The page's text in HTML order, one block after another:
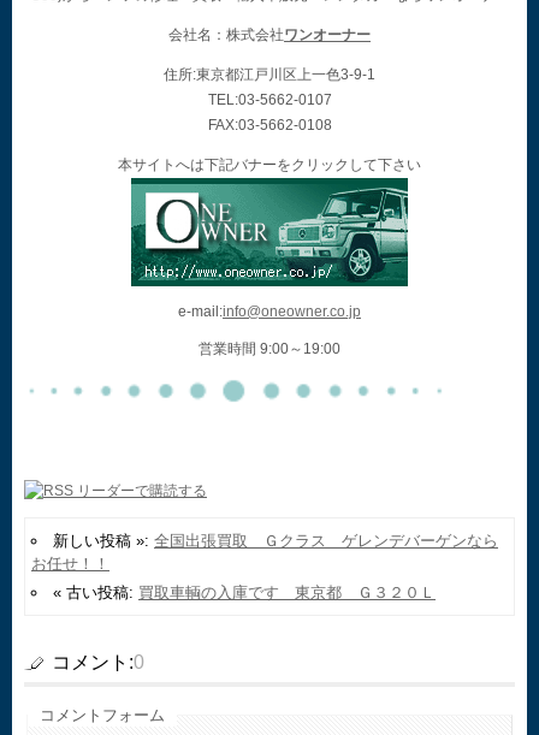
会社名：株式会社ワンオーナー
住所:東京都江戸川区上一色3-9-1
TEL:03-5662-0107
FAX:03-5662-0108
本サイトへは下記バナーをクリックして下さい
e-mail:info@oneowner.co.jp
営業時間 9:00～19:00
新しい投稿 »: 全国出張買取 Ｇクラス ゲレンデバーゲンなら
お任せ！！
« 古い投稿: 買取車輌の入庫です 東京都 Ｇ３２０Ｌ
コメント:0
コメントフォーム